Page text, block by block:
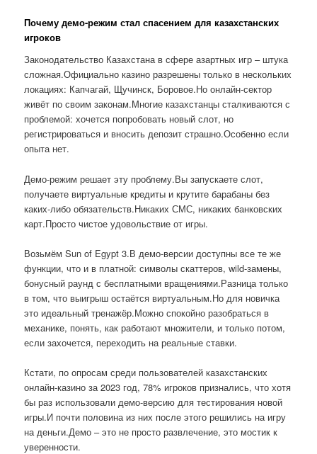
Почему демо-режим стал спасением для казахстанских
игроков
Законодательство Казахстана в сфере азартных игр – штука
сложная.Официально казино разрешены только в нескольких
локациях: Капчагай, Щучинск, Боровое.Но онлайн-сектор
живёт по своим законам.Многие казахстанцы сталкиваются с
проблемой: хочется попробовать новый слот, но
регистрироваться и вносить депозит страшно.Особенно если
опыта нет.
Демо-режим решает эту проблему.Вы запускаете слот,
получаете виртуальные кредиты и крутите барабаны без
каких-либо обязательств.Никаких СМС, никаких банковских
карт.Просто чистое удовольствие от игры.
Возьмём Sun of Egypt 3.В демо-версии доступны все те же
функции, что и в платной: символы скаттеров, wild-замены,
бонусный раунд с бесплатными вращениями.Разница только
в том, что выигрыш остаётся виртуальным.Но для новичка
это идеальный тренажёр.Можно спокойно разобраться в
механике, понять, как работают множители, и только потом,
если захочется, переходить на реальные ставки.
Кстати, по опросам среди пользователей казахстанских
онлайн-казино за 2023 год, 78% игроков признались, что хотя
бы раз использовали демо-версию для тестирования новой
игры.И почти половина из них после этого решились на игру
на деньги.Демо – это не просто развлечение, это мостик к
уверенности.